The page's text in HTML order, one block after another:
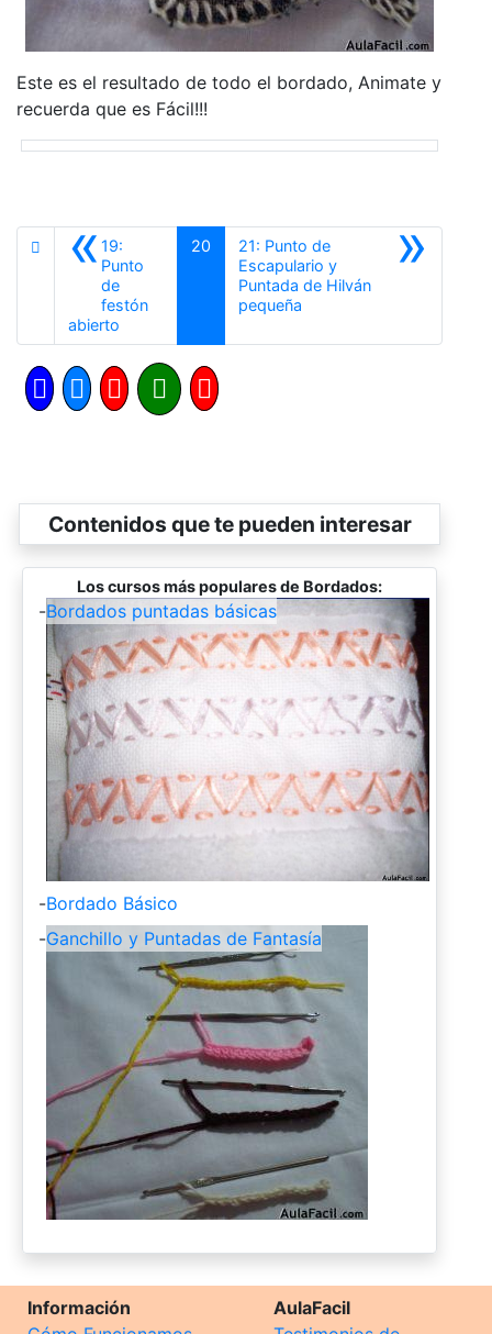
Este es el resultado de todo el bordado, Animate y
recuerda que es Fácil!!!
«19:
Punto
de
festón
abierto
20 »
21: Punto de
Escapulario y
Puntada de Hilván
pequeñaSiguiente
Contenidos que te pueden interesar
Los cursos más populares de Bordados:
-Bordados puntadas básicas
-Bordado Básico
-Ganchillo y Puntadas de Fantasía
Información
AulaFacil